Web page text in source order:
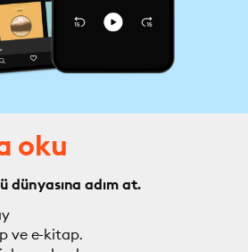
oku
dünyasına adım at.
ve e-kitap.